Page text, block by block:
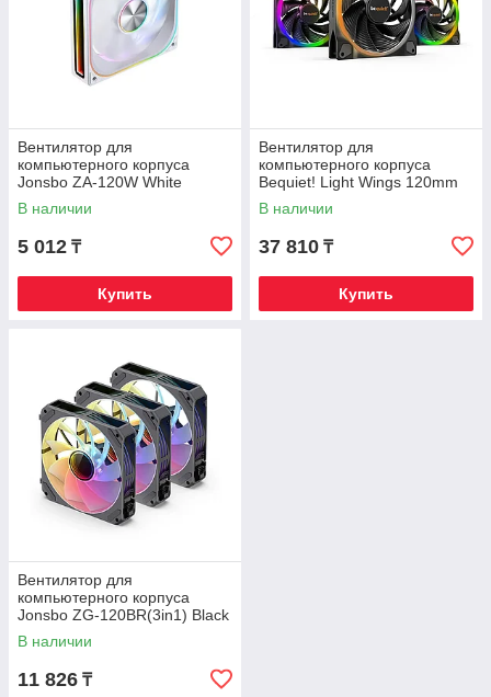
Вентилятор для
компьютерного корпуса
Jonsbo ZA-120W White
В наличии
5 012 ₸
Купить
Вентилятор для
компьютерного корпуса
Bequiet! Light Wings 120mm
PWM high-speed ARGB Triple-
Pack
В наличии
37 810 ₸
Купить
Вентилятор для
компьютерного корпуса
Jonsbo ZG-120BR(3in1) Black
В наличии
11 826 ₸